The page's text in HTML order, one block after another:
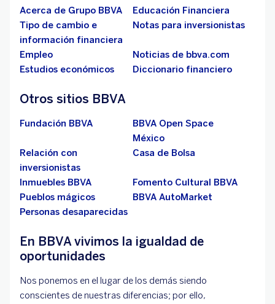
Acerca de Grupo BBVA
Educación Financiera
Tipo de cambio e
información financiera
Notas para inversionistas
Empleo
Noticias de bbva.com
Estudios económicos
Diccionario financiero
Otros sitios BBVA
Fundación BBVA
BBVA Open Space
México
Relación con
inversionistas
Casa de Bolsa
Inmuebles BBVA
Fomento Cultural BBVA
Pueblos mágicos
BBVA AutoMarket
Personas desaparecidas
En BBVA vivimos la igualdad de
oportunidades
Nos ponemos en el lugar de los demás siendo
conscientes de nuestras diferencias; por ello,